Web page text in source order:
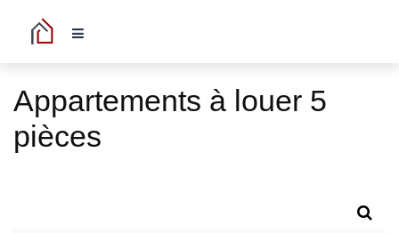
Appartements à louer 5
pièces